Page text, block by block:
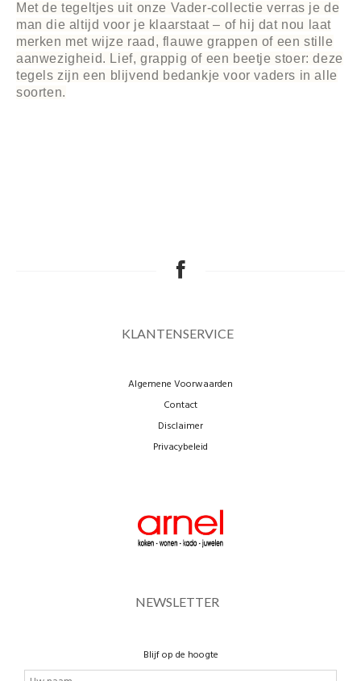
Met de tegeltjes uit onze Vader-collectie verras je de
man die altijd voor je klaarstaat – of hij dat nou laat
merken met wijze raad, flauwe grappen of een stille
aanwezigheid. Lief, grappig of een beetje stoer: deze
tegels zijn een blijvend bedankje voor vaders in alle
soorten.
KLANTENSERVICE
Algemene Voorwaarden
Contact
Disclaimer
Privacybeleid
NEWSLETTER
Blijf op de hoogte